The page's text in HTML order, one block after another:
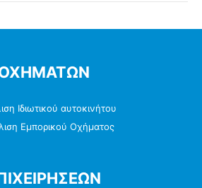
Ιδιωτικού αυτοκινήτου
Εμπορικού Οχήματος